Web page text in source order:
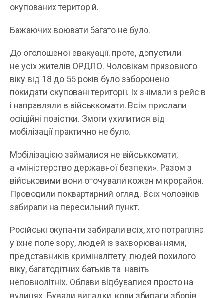
окупованих територій.
Бажаючих воювати багато не було.
До оголошеної евакуації, проте, допустили
не усіх жителів ОРДЛО. Чоловікам призовного
віку від 18 до 55 років було заборонено
покидати окуповані території. Їх знімали з рейсів
і направляли в військкомати. Всім прислали
офіційні повістки. Змоги ухилитися від
мобілізації практично не було.
Мобілізацією займалися не військкомати,
а «міністерство державної безпеки». Разом з
військовими вони оточували кожен мікрорайон.
Проводили поквартирний огляд. Всіх чоловіків
забирали на пересильний пункт.
Російські окупанти забирали всіх, хто потрапляє
у їхнє поле зору, людей із захворюваннями,
представників криміналітету, людей похилого
віку, багатодітних батьків та навіть
неповнолітніх. Облави відбувалися просто на
вулицях. Бували випадки, коли збирали зборів